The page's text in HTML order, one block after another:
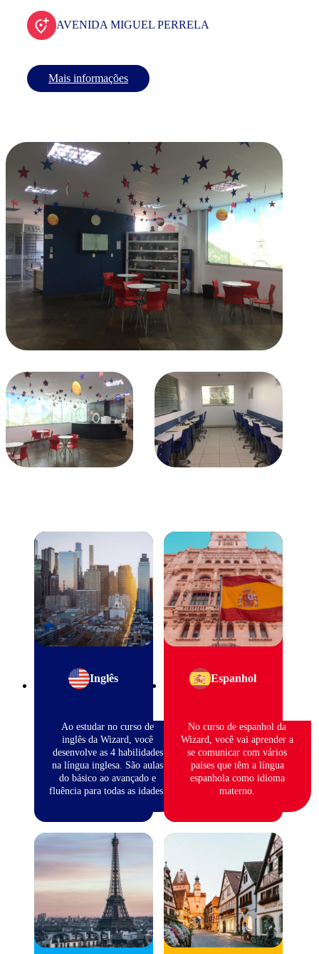
AVENIDA MIGUEL PERRELA
Mais informações
Inglês
Ao estudar no curso de
inglês da Wizard, você
desenvolve as 4 habilidades
na língua inglesa. São aulas
do básico ao avançado e
fluência para todas as idades.
Espanhol
No curso de espanhol da
Wizard, você vai aprender a
se comunicar com vários
países que têm a língua
espanhola como idioma
materno.